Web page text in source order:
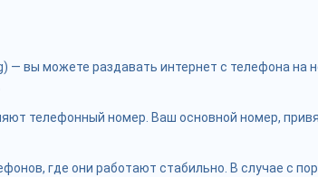
можете раздавать интернет с телефона на
телефонный номер. Ваш основной номер,
где они работают стабильно. В случае с